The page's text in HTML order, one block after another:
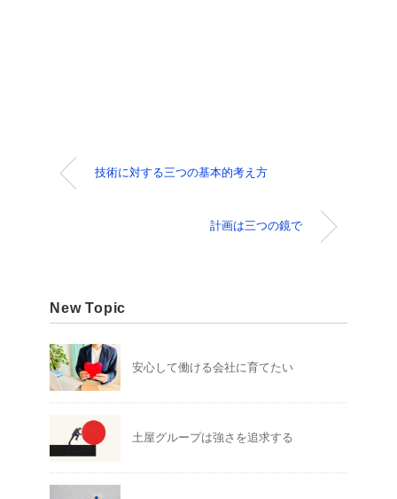
技術に対する三つの基本的考え方
計画は三つの鏡で
New Topic
安心して働ける会社に育てたい
土屋グループは強さを追求する